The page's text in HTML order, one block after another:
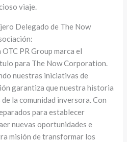
viaje.
Delegado de The Now
PR Group marca el
para The Now Corporation.
nuestras iniciativas de
garantiza que nuestra historia
la comunidad inversora. Con
para establecer
nuevas oportunidades e
misión de transformar los